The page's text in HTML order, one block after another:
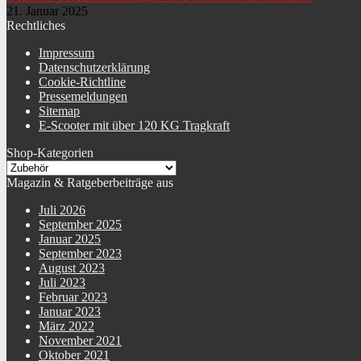
21. Januar 2025
Rechtliches
Impressum
Datenschutzerklärung
Cookie-Richtline
Pressemeldungen
Sitemap
E-Scooter mit über 120 KG Tragkraft
Shop-Kategorien
Magazin & Ratgeberbeiträge aus
Juli 2026
September 2025
Januar 2025
September 2023
August 2023
Juli 2023
Februar 2023
Januar 2023
März 2022
November 2021
Oktober 2021